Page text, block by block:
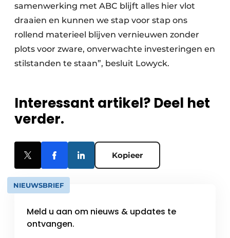
samenwerking met ABC blijft alles hier vlot
draaien en kunnen we stap voor stap ons
rollend materieel blijven vernieuwen zonder
plots voor zware, onverwachte investeringen en
stilstanden te staan”, besluit Lowyck.
Interessant artikel? Deel het
verder.
Kopieer
NIEUWSBRIEF
Meld u aan om nieuws & updates te
ontvangen.